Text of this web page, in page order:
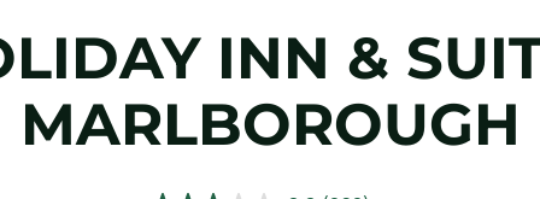
INN &
MARLBOROUGH